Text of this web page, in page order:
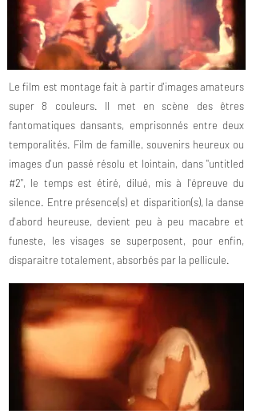
Le film est montage fait à partir d'images amateurs
super 8 couleurs. Il met en scène des êtres
fantomatiques dansants, emprisonnés entre deux
temporalités. Film de famille, souvenirs heureux ou
images d'un passé résolu et lointain, dans "untitled
#2", le temps est étiré, dilué, mis à l'épreuve du
silence. Entre présence(s) et disparition(s), la danse
d'abord heureuse, devient peu à peu macabre et
funeste, les visages se superposent, pour enfin,
disparaitre totalement, absorbés par la pellicule.